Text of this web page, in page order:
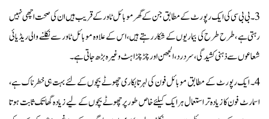
3۔ بی بی سی کی ایک رپورٹ کے مطابق جن کے گھر موبائل ٹاور کے قریب ہیں ان کی صحت اچھی نہیں
رہتی ہے ، طرح طرح کی بیماریوں کے شکار رہتے ہیں ، اس کے علاوہ موبائل ٹاور سے نکلنے والی ریڈیائی
شعاعوں سے ذہنی کشیدگی ، سردرد، الجھن اور چڑچڑاہٹ وغیرہ بڑھ جاتی ہے ۔
4۔ ایک رپورٹ کے مطابق موبائل فون کی لہر تابکاری چھوٹے بچوں کے لئے بہت ہی خطرناک ہے،
اسمارٹ فون کا زیادہ تر استعمال ہر ایک کیلئے خاص طور پر چھوٹے بچوں کے لیے زیادہ گھاتک ثابت ہوتا